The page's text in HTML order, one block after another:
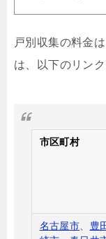
戸別収集の料金
は、以下のリン
市区町村
名古屋市 豊